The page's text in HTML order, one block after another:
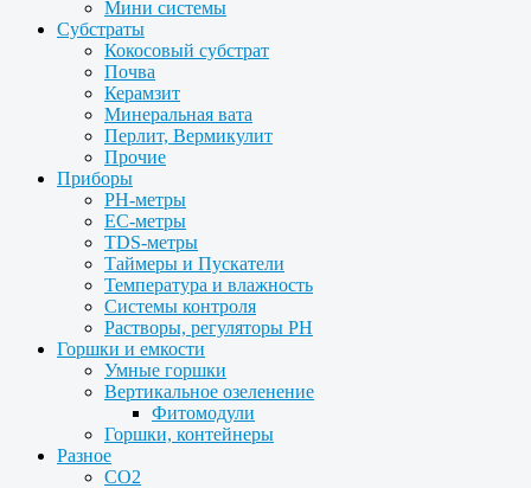
Мини системы
Субстраты
Кокосовый субстрат
Почва
Керамзит
Минеральная вата
Перлит, Вермикулит
Прочие
Приборы
PH-метры
EC-метры
TDS-метры
Таймеры и Пускатели
Температура и влажность
Системы контроля
Растворы, регуляторы PH
Горшки и емкости
Умные горшки
Вертикальное озеленение
Фитомодули
Горшки, контейнеры
Разное
CO2